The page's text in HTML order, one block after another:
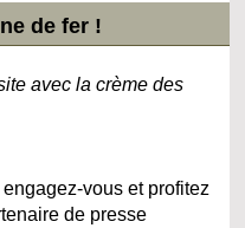
de fer !
avec la crème des
vous et profitez
de presse